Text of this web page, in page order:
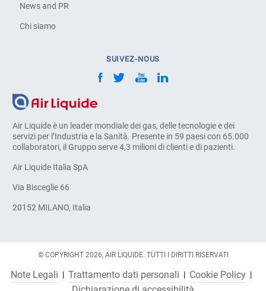
Air Liquide è un leader mondiale dei gas, delle tecnologie e dei
servizi per l’Industria e la Sanità. Presente in 59 paesi con 65.000
collaboratori, il Gruppo serve 4,3 milioni di clienti e di pazienti.
Air Liquide Italia SpA
Via Bisceglie 66
20152 MILANO, Italia
News and PR
Chi siamo
SUIVEZ-NOUS
© COPYRIGHT 2026, AIR LIQUIDE. TUTTI I DIRITTI RISERVATI
Note Legali Trattamento dati personali
Cookie Policy